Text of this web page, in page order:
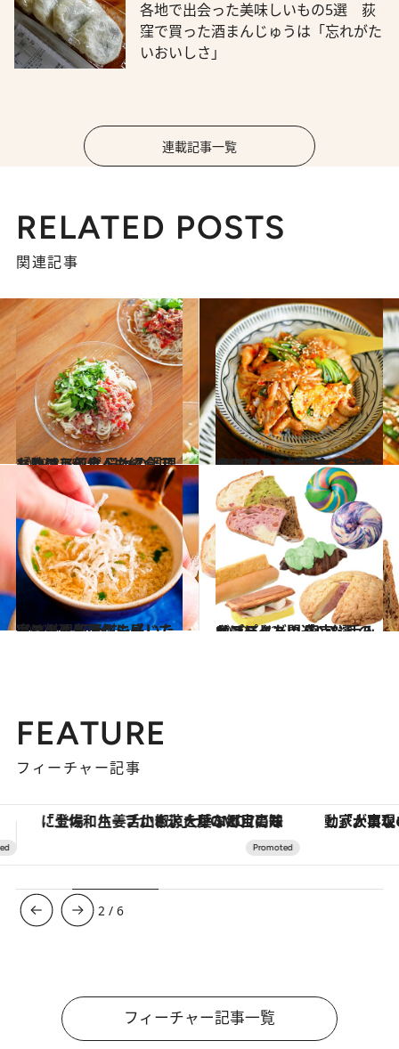
各地で出会った美味しいもの5選 荻
窪で買った酒まんじゅうは「忘れがた
いおいしさ」
連載記事一覧
RELATED POSTS
関連記事
2019.8.15
『きのう何食べた？』アレンジレシピ 日々の調理お助けアイテムも紹介！
グルメ 2019.7.17
食のプロも悩ます「自炊あるある」 さらに驚きの便利商品をご紹介！
グルメ
2019.6.14
実は料理を面倒に感じている人へ 知ってもらいたいコト＆即席レシピ
グルメ 2019.5.12
サプライズ間違いなしのインパクト！ 東京・手みやげにしたいパン8選
グルメ
FEATURE
フィーチャー記事
「大事なのは地域の意識を変えること」。ロレックス賞受賞の自然保護活動家が実現させたナイジェリアの自然環境の復活 【銀座で出合う最旬美容】美髪ケアや上質
3 /6
フィーチャー記事一覧